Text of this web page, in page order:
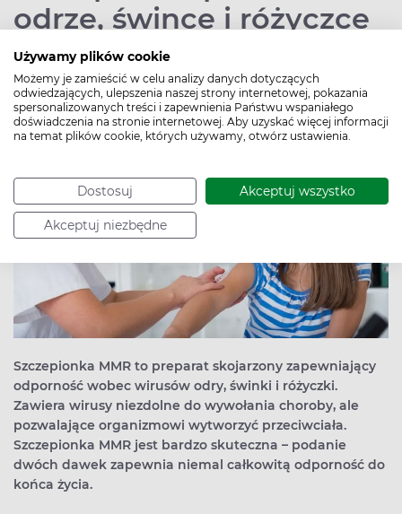
Używamy plików cookie
Możemy je zamieścić w celu analizy danych dotyczących
odwiedzających, ulepszenia naszej strony internetowej, pokazania
spersonalizowanych treści i zapewnienia Państwu wspaniałego
doświadczenia na stronie internetowej. Aby uzyskać więcej informacji
na temat plików cookie, których używamy, otwórz ustawienia.
Dostosuj Akceptuj wszystko
Akceptuj niezbędne
odrze, śwince i różyczce
Autor: Kamila Śnieżek
Szczepionka MMR to preparat skojarzony zapewniający
odporność wobec wirusów odry, świnki i różyczki.
Zawiera wirusy niezdolne do wywołania choroby, ale
pozwalające organizmowi wytworzyć przeciwciała.
Szczepionka MMR jest bardzo skuteczna – podanie
dwóch dawek zapewnia niemal całkowitą odporność do
końca życia.